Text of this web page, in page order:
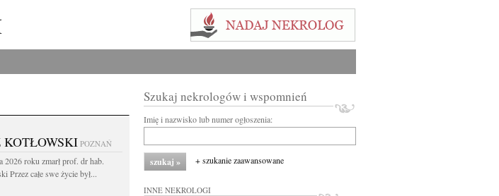
KOTŁOWSKIPOZNAŃ
2026 roku zmarł prof. dr hab.
Przez całe swe życie był...
Szukaj nekrologów i wspomnień
Imię i nazwisko lub numer ogłoszenia:
+ szukanie zaawansowane
INNE NEKROLOGI